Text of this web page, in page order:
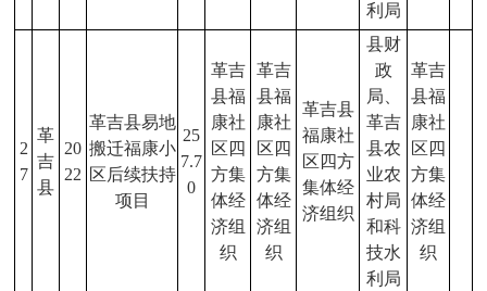
利局
2
7
革
吉
县
20
22
革吉县易地
搬迁福康小
区后续扶持
项目
25
7.7
0
革吉
县福
康社
区四
方集
体经
济组
织
革吉
县福
康社
区四
方集
体经
济组
织
革吉县
福康社
区四方
集体经
济组织
县财
政
局、
革吉
县农
业农
村局
和科
技水
利局
革吉
县福
康社
区四
方集
体经
济组
织